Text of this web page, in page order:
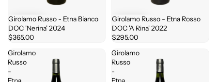
Girolamo Russo - Etna Bianco
DOC 'Nerina' 2024
$365.00
Girolamo Russo - Etna Rosso
DOC 'A Rina' 2022
$295.00
Girolamo
Russo
-
Girolamo
Russo
-